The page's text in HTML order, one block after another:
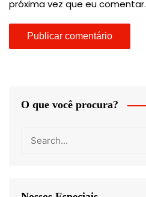
próxima vez que eu comentar.
O que você procura?